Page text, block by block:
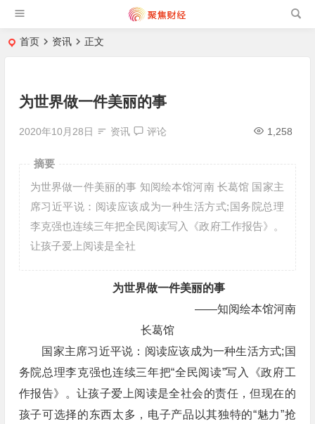
首页 资讯 正文
为世界做一件美丽的事
2020年10月28日 资讯 评论 1,258
摘要
为世界做一件美丽的事 知阅绘本馆河南 长葛馆 国家主
席习近平说：阅读应该成为一种生活方式;国务院总理
李克强也连续三年把全民阅读写入《政府工作报告》。
让孩子爱上阅读是全社
为世界做一件美丽的事
——知阅绘本馆河南
长葛馆
国家主席习近平说：阅读应该成为一种生活方式;国
务院总理李克强也连续三年把“全民阅读”写入《政府工
作报告》。让孩子爱上阅读是全社会的责任，但现在的
孩子可选择的东西太多，电子产品以其独特的“魅力”抢